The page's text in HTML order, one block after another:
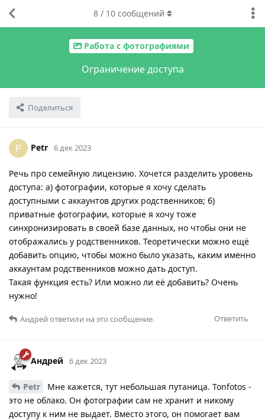
Работа с фотографиями
Ограничение доступа
Поделиться
8/ 10сообщений
P Petr 6 дек 2023
Речь про семейную лицензию. Хочется разделить уровень
доступа: а) фотографии, которые я хочу сделать
доступными с аккаунтов других родственников; б)
приватные фотографии, которые я хочу тоже
синхронизировать в своей базе данных, но чтобы они не
отображались у родственников. Теоретически можно ещё
добавить опцию, чтобы можно было указать, каким именно
аккаунтам родственников можно дать доступ.
Такая функция есть? Или можно ли её добавить? Очень
нужно!
Ответить
Андрейответили на это сообщение.
Андрей 6 дек 2023
Petr
Мне кажется, тут небольшая путаница. Tonfotos -
это не облако. Он фотографии сам не хранит и никому
доступу к ним не выдает. Вместо этого, он помогает вам